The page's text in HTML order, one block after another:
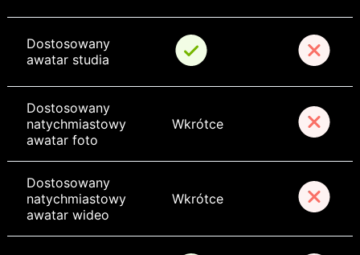
Dostosowany
awatar studia
Dostosowany
natychmiastowy
awatar foto
Wkrótce
Dostosowany
natychmiastowy
awatar wideo
Wkrótce